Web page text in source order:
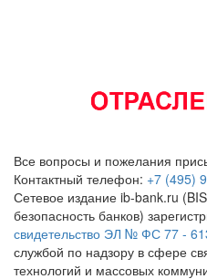
Все вопросы и пожелания
Контактный телефон: +7 (495)
Сетевое издание ib-bank.ru
безопасность банков)
свидетельство ЭЛ № ФС 77 -
службой по надзору в сфере
технологий и массовых